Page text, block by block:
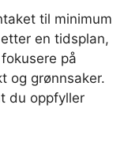
til minimum
en tidsplan,
på
og grønnsaker.
du oppfyller